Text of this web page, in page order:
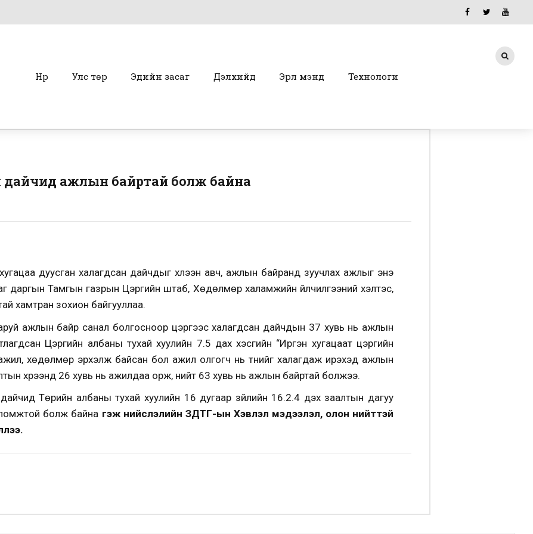
Нүүр Улс төр Эдийн засаг Дэлхийд Эрүүл мэнд Технологи
дайчид ажлын байртай болж байна
дуусган халагдсан дайчдыг хүлээн авч, ажлын байранд зуучлах ажлыг энэ
даргын Тамгын газрын Цэргийн штаб, Хөдөлмөр халамжийн үйлчилгээний хэлтэс,
хамтран зохион байгууллаа.
ажлын байр санал болгосноор цэргээс халагдсан дайчдын 37 хувь нь ажлын
Цэргийн албаны тухай хуулийн 7.5 дах хэсгийн “Иргэн хугацаат цэргийн
хөдөлмөр эрхэлж байсан бол ажил олгогч нь түүнийг халагдаж ирэхэд ажлын
хүрээнд 26 хувь нь ажилдаа орж, нийт 63 хувь нь ажлын байртай болжээ.
дайчид Төрийн албаны тухай хуулийн 16 дугаар зүйлийн 16.2.4 дэх заалтын дагуу
болж байна гэж нийслэлийн ЗДТГ-ын Хэвлэл мэдээлэл, олон нийттэй